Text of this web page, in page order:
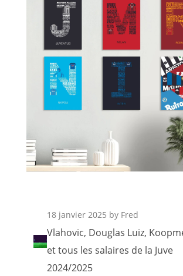
18 janvier 2025 by Fred
Vlahovic, Douglas Luiz,
et tous les salaires de la Juve
2024/2025